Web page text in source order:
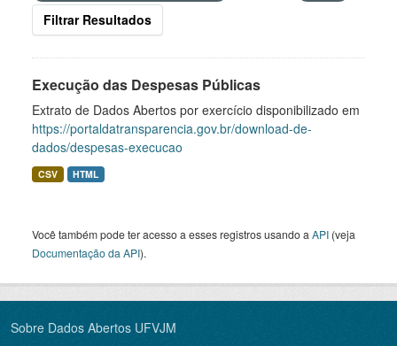
Filtrar Resultados
Execução das Despesas Públicas
Extrato de Dados Abertos por exercício disponibilizado em
https://portaldatransparencia.gov.br/download-de-
dados/despesas-execucao
CSV HTML
Você também pode ter acesso a esses registros usando a API (veja
Documentação da API).
Sobre Dados Abertos UFVJM